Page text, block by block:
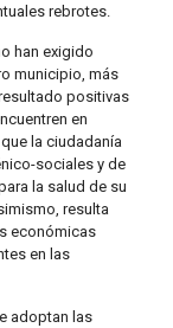
rebrotes.
han exigido
municipio, más
positivas
en
la ciudadanía
sociales y de
la salud de su
resulta
económicas
en las
adoptan las